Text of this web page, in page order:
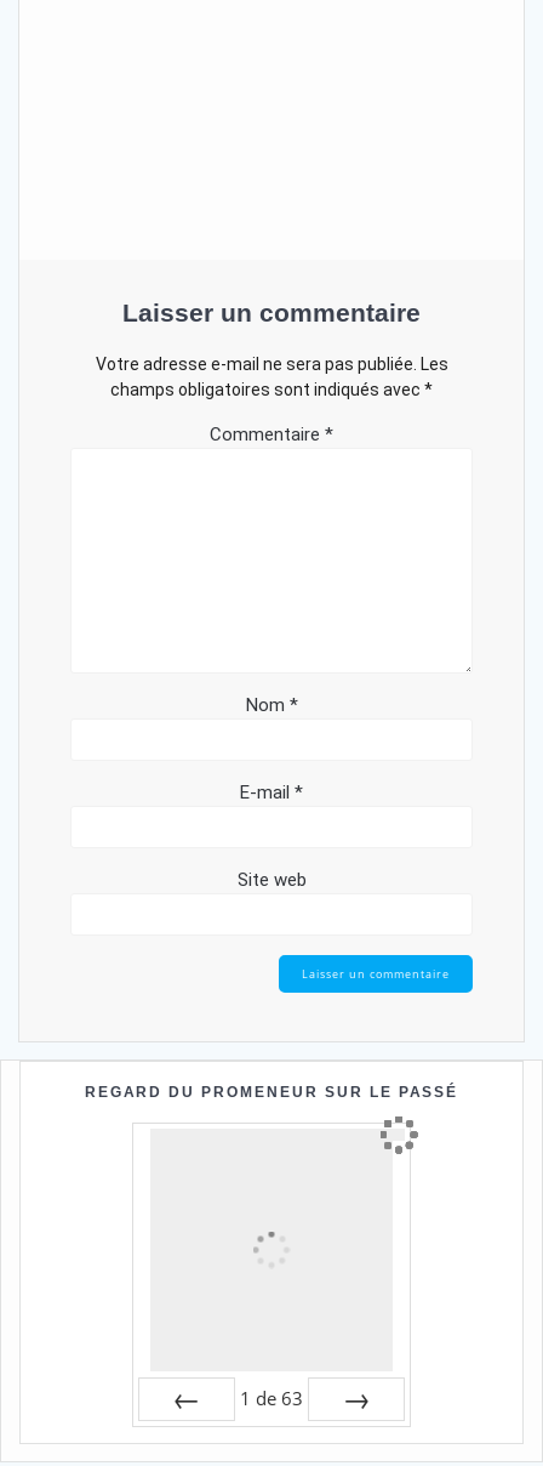
Laisser un commentaire
Votre adresse e-mail ne sera pas publiée. Les
champs obligatoires sont indiqués avec *
Commentaire *
Nom *
E-mail *
Site web
REGARD DU PROMENEUR SUR LE PASSÉ
Préc
1 de 63
Suiv.